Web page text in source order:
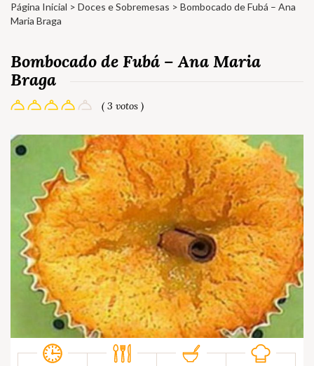
Página Inicial > Doces e Sobremesas > Bombocado de Fubá – Ana
Maria Braga
Bombocado de Fubá – Ana Maria
Braga
( 3 votos )